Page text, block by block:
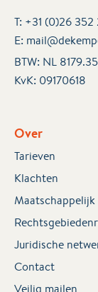
T: +31 (0)26
E:
BTW: NL
KvK: 09170618
Over
Tarieven
Klachten
Maatschappelijk
Juridische
Contact
Veilig mailen